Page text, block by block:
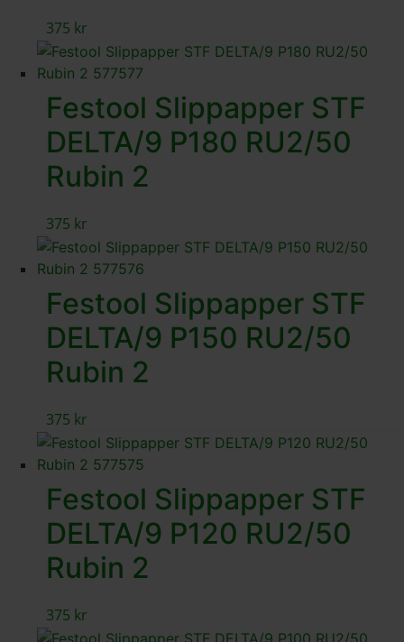
375 kr
Festool Slippapper STF
DELTA/9 P180 RU2/50
Rubin 2
375 kr
Festool Slippapper STF
DELTA/9 P150 RU2/50
Rubin 2
375 kr
Festool Slippapper STF
DELTA/9 P120 RU2/50
Rubin 2
375 kr